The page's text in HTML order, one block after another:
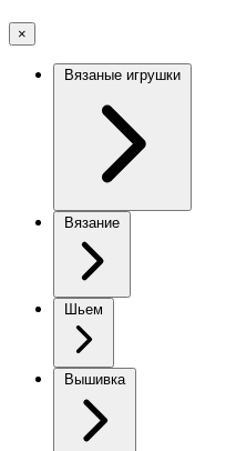
×
Вязаные игрушки
Вязание
Шьем
Вышивка